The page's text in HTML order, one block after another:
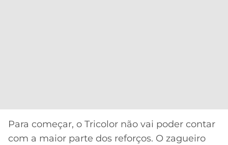
CASSINOS
ONLINE
2026
INTERNACIONAL
GRÊMIO
LALIGA
Para começar, o Tricolor não vai poder contar
com a maior parte dos reforços. O zagueiro